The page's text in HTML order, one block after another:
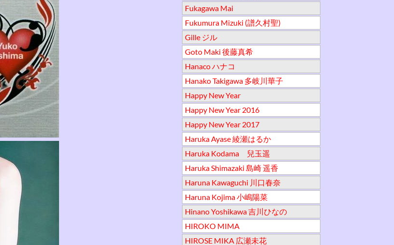
Fukagawa Mai
Fukumura Mizuki (譜久村聖)
Gille ジル
Goto Maki 後藤真希
Hanaco ハナコ
Hanako Takigawa 多岐川華子
Happy New Year
Happy New Year 2016
Happy New Year 2017
Haruka Ayase 綾瀬はるか
Haruka Kodama 兒玉遥
Haruka Shimazaki 島崎 遥香
Haruna Kawaguchi 川口春奈
Haruna Kojima 小嶋陽菜
Hinano Yoshikawa 吉川ひなの
HIROKO MIMA
HIROSE MIKA 広瀬未花